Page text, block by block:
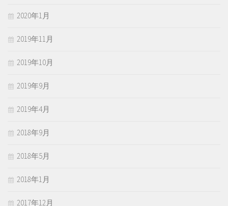
2020年1月
2019年11月
2019年10月
2019年9月
2019年4月
2018年9月
2018年5月
2018年1月
2017年12月